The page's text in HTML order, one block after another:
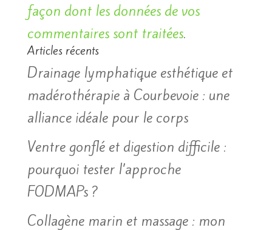
façon dont les données de vos
commentaires sont traitées.
Articles récents
Drainage lymphatique esthétique et
madérothérapie à Courbevoie : une
alliance idéale pour le corps
Ventre gonflé et digestion difficile :
pourquoi tester l’approche
FODMAPs ?
Collagène marin et massage : mon